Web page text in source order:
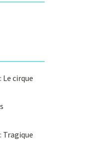
Le cirque
Tragique